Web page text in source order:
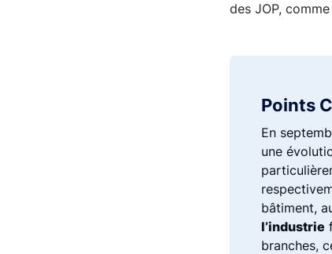
des JOP,
Points
En
une
bâtiment,
l’industrie
branches,